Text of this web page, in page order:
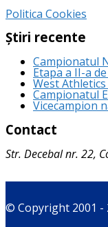
Politica Cookies
Știri recente
Campionatul
Etapa a II-a
West Athletics
Campionatul
Vicecampion
Contact
Str. Decebal nr. 22,
© Copyright 2001 -